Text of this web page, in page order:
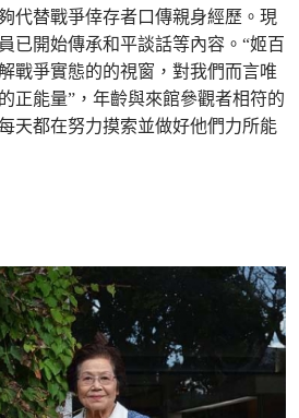
代替戰爭倖存者口傳親身經歷。現
已開始傳承和平談話等內容。“姬百
戰爭實態的的視窗，對我們而言唯
正能量”，年齡與來館參觀者相符的
天都在努力摸索並做好他們力所能